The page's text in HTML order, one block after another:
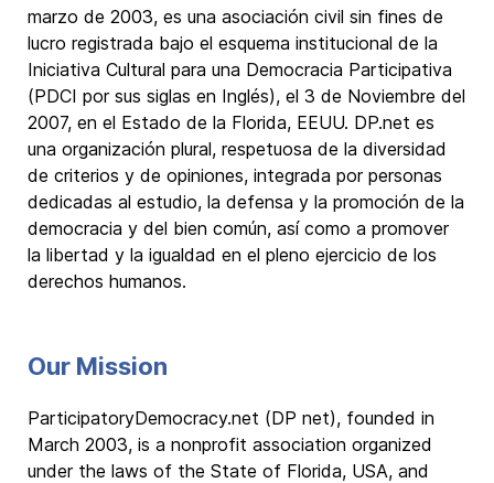
marzo de 2003, es una asociación civil sin fines de
lucro registrada bajo el esquema institucional de la
Iniciativa Cultural para una Democracia Participativa
(PDCI por sus siglas en Inglés), el 3 de Noviembre del
2007, en el Estado de la Florida, EEUU. DP.net es
una organización plural, respetuosa de la diversidad
de criterios y de opiniones, integrada por personas
dedicadas al estudio, la defensa y la promoción de la
democracia y del bien común, así como a promover
la libertad y la igualdad en el pleno ejercicio de los
derechos humanos.
Our Mission
ParticipatoryDemocracy.net (DP net), founded in
March 2003, is a nonprofit association organized
under the laws of the State of Florida, USA, and